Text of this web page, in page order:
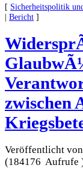
[ Sicherheitspolitik
| Bericht ]
zwischen
Veröffentlicht
(184176 Aufrufe